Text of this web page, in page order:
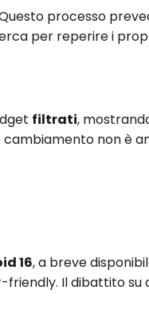
processo
per reperire i
filtrati,
non è
16, a breve
Il dibattito su